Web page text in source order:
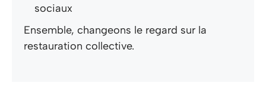
sociaux
Ensemble, changeons le regard sur la
restauration collective.